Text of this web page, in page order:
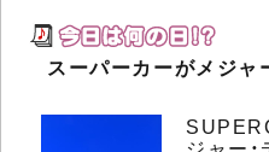
スーパーカーがメジャ